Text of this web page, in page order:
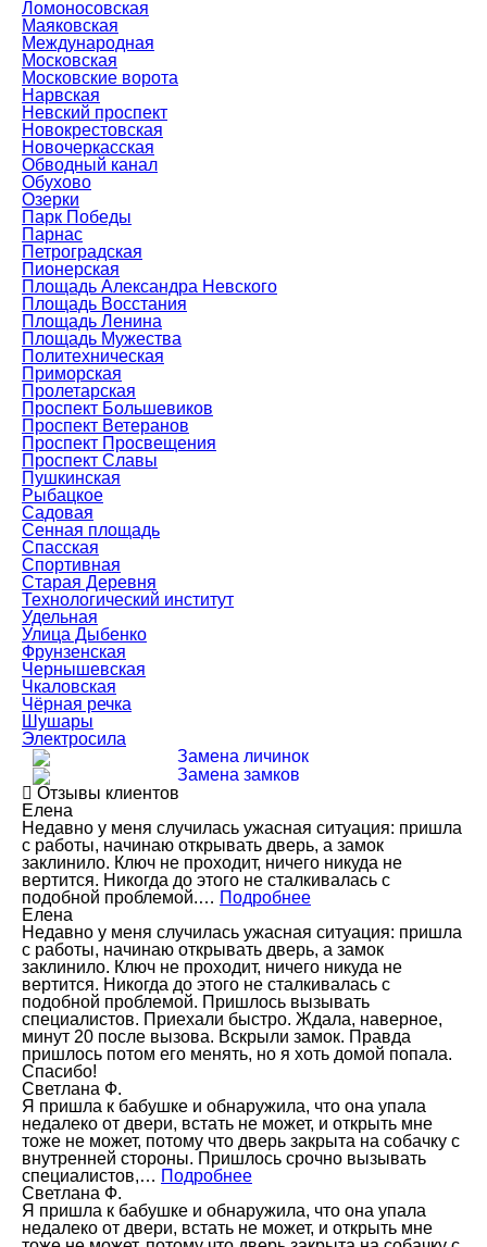
Ломоносовская
Маяковская
Международная
Московская
Московские ворота
Нарвская
Невский проспект
Новокрестовская
Новочеркасская
Обводный канал
Обухово
Озерки
Парк Победы
Парнас
Петроградская
Пионерская
Площадь Александра Невского
Площадь Восстания
Площадь Ленина
Площадь Мужества
Политехническая
Приморская
Пролетарская
Проспект Большевиков
Проспект Ветеранов
Проспект Просвещения
Проспект Славы
Пушкинская
Рыбацкое
Садовая
Сенная площадь
Спасская
Спортивная
Старая Деревня
Технологический институт
Удельная
Улица Дыбенко
Фрунзенская
Чернышевская
Чкаловская
Чёрная речка
Шушары
Электросила
Замена личинок
Замена замков
Отзывы клиентов
Елена
Недавно у меня случилась ужасная ситуация: пришла
с работы, начинаю открывать дверь, а замок
заклинило. Ключ не проходит, ничего никуда не
вертится. Никогда до этого не сталкивалась с
подобной проблемой.… Подробнее
Елена
Недавно у меня случилась ужасная ситуация: пришла
с работы, начинаю открывать дверь, а замок
заклинило. Ключ не проходит, ничего никуда не
вертится. Никогда до этого не сталкивалась с
подобной проблемой. Пришлось вызывать
специалистов. Приехали быстро. Ждала, наверное,
минут 20 после вызова. Вскрыли замок. Правда
пришлось потом его менять, но я хоть домой попала.
Спасибо!
Светлана Ф.
Я пришла к бабушке и обнаружила, что она упала
недалеко от двери, встать не может, и открыть мне
тоже не может, потому что дверь закрыта на собачку с
внутренней стороны. Пришлось срочно вызывать
специалистов,… Подробнее
Светлана Ф.
Я пришла к бабушке и обнаружила, что она упала
недалеко от двери, встать не может, и открыть мне